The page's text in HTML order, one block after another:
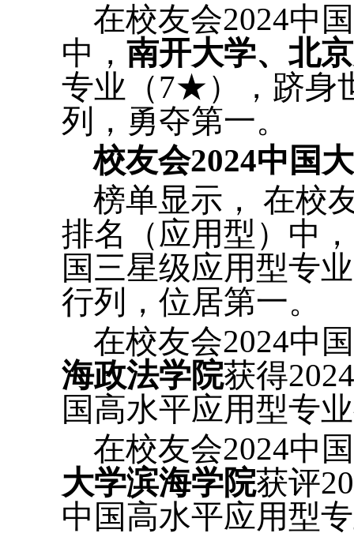
在校友会2024中
中， 南开大学、北
专业（7★），跻身
列，勇夺第一。
校友会2024中国
榜单显示， 在校
排名（应用型）中
国三星级应用型专
行列，位居第一。
在校友会2024中
海政法学院获得
国高水平应用型专
在校友会2024中
大学滨海学院获评
中国高水平应用型